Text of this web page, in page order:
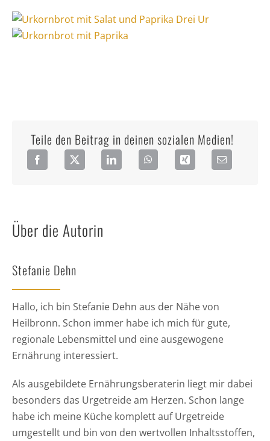
Teile den Beitrag in deinen sozialen Medien!
Über die Autorin
Stefanie Dehn
Hallo, ich bin Stefanie Dehn aus der Nähe von
Heilbronn. Schon immer habe ich mich für gute,
regionale Lebensmittel und eine ausgewogene
Ernährung interessiert.
Als ausgebildete Ernährungsberaterin liegt mir dabei
besonders das Urgetreide am Herzen. Schon lange
habe ich meine Küche komplett auf Urgetreide
umgestellt und bin von den wertvollen Inhaltsstoffen,